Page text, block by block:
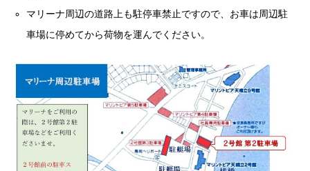
マリーナ周辺の道路上も駐停車禁止ですので、お車は周辺駐
車場に停めてから荷物を運んでください。